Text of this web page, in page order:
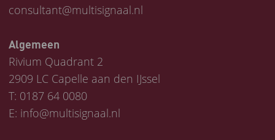
consultant@multisignaal.nl
Algemeen
Rivium Quadrant 2
2909 LC Capelle aan den IJssel
T: 0187 64 0080
E: info@multisignaal.nl